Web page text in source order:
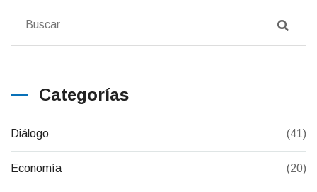
Categorías
Diálogo (41)
Economía (20)